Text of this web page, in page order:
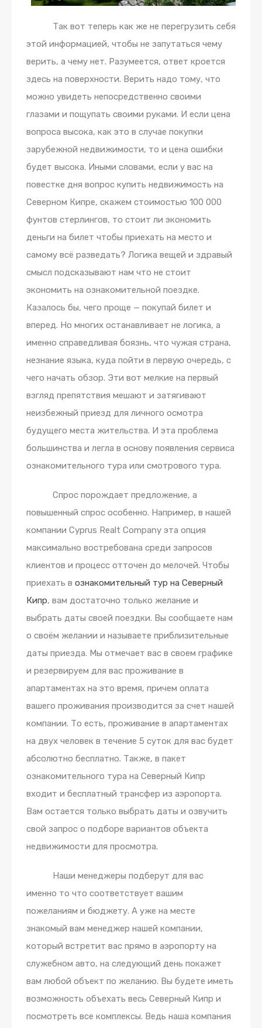
Так вот теперь как же не перегрузить себя
этой информацией, чтобы не запутаться чему
верить, а чему нет. Разумеется, ответ кроется
здесь на поверхности. Верить надо тому, что
можно увидеть непосредственно своими
глазами и пощупать своими руками. И если цена
вопроса высока, как это в случае покупки
зарубежной недвижимости, то и цена ошибки
будет высока. Иными словами, если у вас на
повестке дня вопрос купить недвижимость на
Северном Кипре, скажем стоимостью 100 000
фунтов стерлингов, то стоит ли экономить
деньги на билет чтобы приехать на место и
самому всё разведать? Логика вещей и здравый
смысл подсказывают нам что не стоит
экономить на ознакомительной поездке.
Казалось бы, чего проще — покупай билет и
вперед. Но многих останавливает не логика, а
именно справедливая боязнь, что чужая страна,
незнание языка, куда пойти в первую очередь, с
чего начать обзор. Эти вот мелкие на первый
взгляд препятствия мешают и затягивают
неизбежный приезд для личного осмотра
будущего места жительства. И эта проблема
большинства и легла в основу появления сервиса
ознакомительного тура или смотрового тура.
Спрос порождает предложение, а
повышенный спрос особенно. Например, в нашей
компании Cyprus Realt Company эта опция
максимально востребована среди запросов
клиентов и процесс отточен до мелочей. Чтобы
приехать в ознакомительный тур на Северный
Кипр, вам достаточно только желание и
выбрать даты своей поездки. Вы сообщаете нам
о своём желании и называете приблизительные
даты приезда. Мы отмечает вас в своем графике
и резервируем для вас проживание в
апартаментах на это время, причем оплата
вашего проживания производится за счет нашей
компании. То есть, проживание в апартаментах
на двух человек в течение 5 суток для вас будет
абсолютно бесплатно. Также, в пакет
ознакомительного тура на Северный Кипр
входит и бесплатный трансфер из аэропорта.
Вам остается только выбрать даты и озвучить
свой запрос о подборе вариантов объекта
недвижимости для просмотра.
Наши менеджеры подберут для вас
именно то что соответствует вашим
пожеланиям и бюджету. А уже на месте
знакомый вам менеджер нашей компании,
который встретит вас прямо в аэропорту на
служебном авто, на следующий день покажет
вам любой объект по желанию. Вы будете иметь
возможность объехать весь Северный Кипр и
посмотреть все комплексы. Ведь наша компания